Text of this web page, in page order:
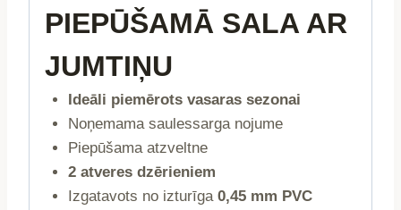
PIEPŪŠAMĀ SALA AR
JUMTIŅU
Ideāli piemērots vasaras sezonai
Noņemama saulessarga nojume
Piepūšama atzveltne
2 atveres dzērieniem
Izgatavots no izturīga 0,45 mm PVC